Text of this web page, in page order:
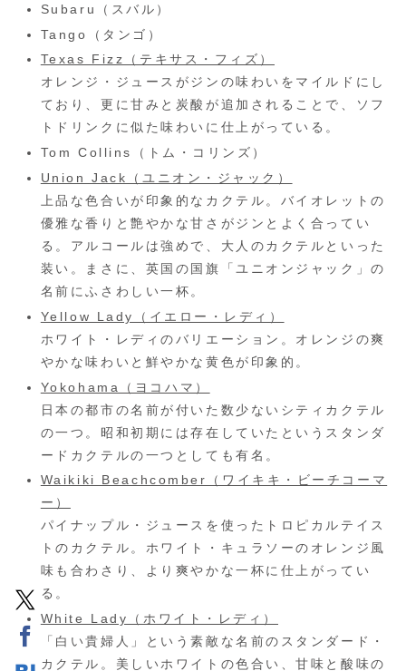
Subaru（スバル）
Tango（タンゴ）
Texas Fizz（テキサス・フィズ）
オレンジ・ジュースがジンの味わいをマイルドにし
ており、更に甘みと炭酸が追加されることで、ソフ
トドリンクに似た味わいに仕上がっている。
Tom Collins（トム・コリンズ）
Union Jack（ユニオン・ジャック）
上品な色合いが印象的なカクテル。バイオレットの
優雅な香りと艶やかな甘さがジンとよく合ってい
る。アルコールは強めで、大人のカクテルといった
装い。まさに、英国の国旗「ユニオンジャック」の
名前にふさわしい一杯。
Yellow Lady（イエロー・レディ）
ホワイト・レディのバリエーション。オレンジの爽
やかな味わいと鮮やかな黄色が印象的。
Yokohama（ヨコハマ）
日本の都市の名前が付いた数少ないシティカクテル
の一つ。昭和初期には存在していたというスタンダ
ードカクテルの一つとしても有名。
Waikiki Beachcomber（ワイキキ・ビーチコーマ
ー）
パイナップル・ジュースを使ったトロピカルテイス
トのカクテル。ホワイト・キュラソーのオレンジ風
味も合わさり、より爽やかな一杯に仕上がってい
る。
White Lady（ホワイト・レディ）
「白い貴婦人」という素敵な名前のスタンダード・
カクテル。美しいホワイトの色合い、甘味と酸味の